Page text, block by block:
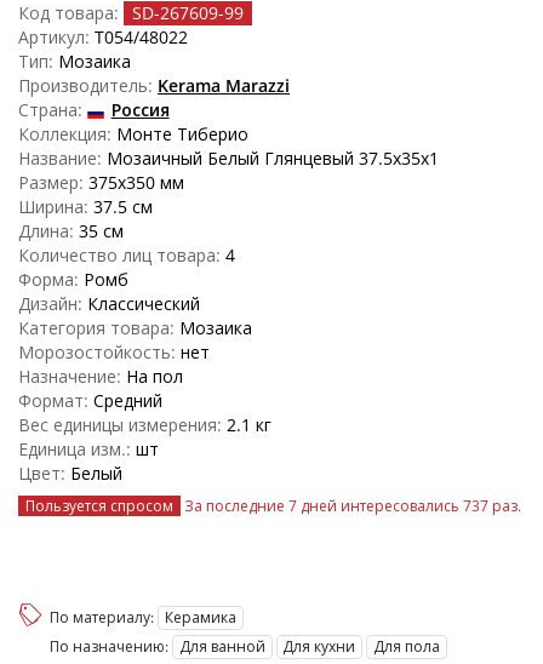
Код товара: SD-267609-99
Артикул: T054/48022
Тип: Мозаика
Производитель: Kerama Marazzi
Страна:
Россия
Коллекция: Монте Тиберио
Название: Мозаичный Белый Глянцевый 37.5x35x1
Размер: 375x350 мм
Ширина: 37.5 см
Длина: 35 см
Количество лиц товара: 4
Форма: Ромб
Дизайн: Классический
Категория товара: Мозаика
Морозостойкость: нет
Назначение: На пол
Формат: Средний
Вес единицы измерения: 2.1 кг
Единица изм.: шт
Цвет: Белый
Пользуется спросом За последние 7 дней интересовались 737 раз.
По материалу:
Керамика
По назначению:
Для ванной Для кухни
Для пола